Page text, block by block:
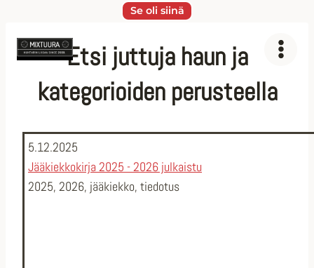
Se oli siinä
Etsi juttuja haun ja
kategorioiden perusteella
5.12.2025
Jääkiekkokirja 2025 - 2026 julkaistu
2025, 2026, jääkiekko, tiedotus